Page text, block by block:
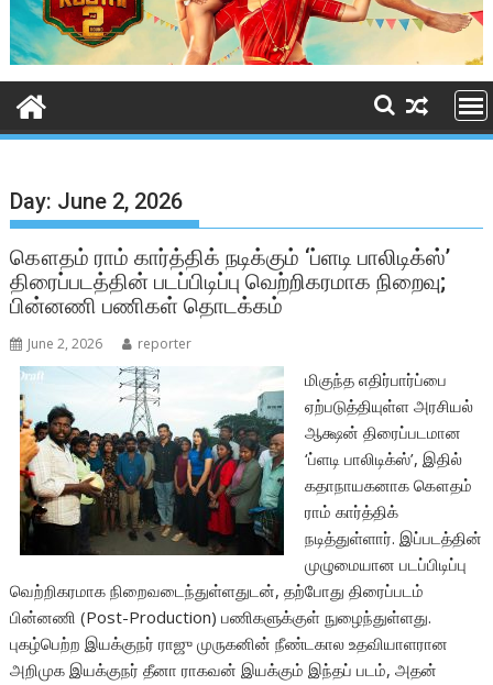
Day: June 2, 2026
கௌதம் ராம் கார்த்திக் நடிக்கும் ‘ப்ளடி பாலிடிக்ஸ்’
திரைப்படத்தின் படப்பிடிப்பு வெற்றிகரமாக நிறைவு;
பின்னணி பணிகள் தொடக்கம்
June 2, 2026 reporter
மிகுந்த எதிர்பார்ப்பை
ஏற்படுத்தியுள்ள அரசியல்
ஆக்ஷன் திரைப்படமான
‘ப்ளடி பாலிடிக்ஸ்’, இதில்
கதாநாயகனாக கௌதம்
ராம் கார்த்திக்
நடித்துள்ளார். இப்படத்தின்
முழுமையான படப்பிடிப்பு
வெற்றிகரமாக நிறைவடைந்துள்ளதுடன், தற்போது திரைப்படம்
பின்னணி (Post-Production) பணிகளுக்குள் நுழைந்துள்ளது.
புகழ்பெற்ற இயக்குநர் ராஜு முருகனின் நீண்டகால உதவியாளரான
அறிமுக இயக்குநர் தீனா ராகவன் இயக்கும் இந்தப் படம், அதன்